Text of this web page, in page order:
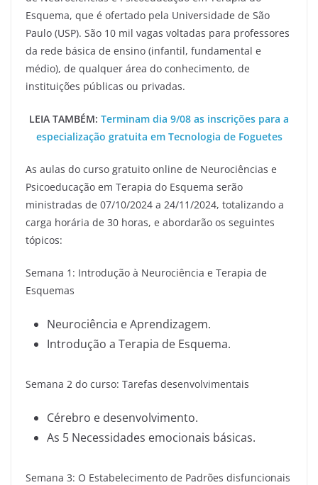
Esquema, que é ofertado pela Universidade de São
Paulo (USP). São 10 mil vagas voltadas para professores
da rede básica de ensino (infantil, fundamental e
médio), de qualquer área do conhecimento, de
instituições públicas ou privadas.
LEIA TAMBÉM: Terminam dia 9/08 as inscrições para a
especialização gratuita em Tecnologia de Foguetes
As aulas do curso gratuito online de Neurociências e
Psicoeducação em Terapia do Esquema serão
ministradas de 07/10/2024 a 24/11/2024, totalizando a
carga horária de 30 horas, e abordarão os seguintes
tópicos:
Semana 1: Introdução à Neurociência e Terapia de
Esquemas
Neurociência e Aprendizagem.
Introdução a Terapia de Esquema.
Semana 2 do curso: Tarefas desenvolvimentais
Cérebro e desenvolvimento.
As 5 Necessidades emocionais básicas.
Semana 3: O Estabelecimento de Padrões disfuncionais